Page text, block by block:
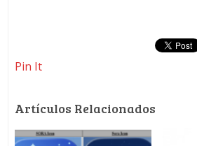
Pin It
Artículos Relacionados